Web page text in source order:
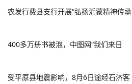
农发行费县支行开展“弘扬沂蒙精神传承
400多万册书被泡，中图网“我们来日
受平原县地震影响，8月6日途经石济客